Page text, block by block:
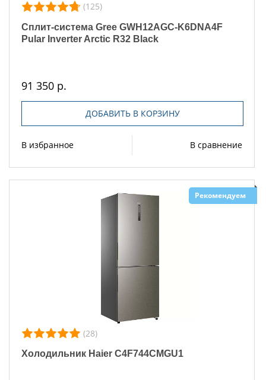
(125)
Сплит-система Gree GWH12AGC-K6DNA4F
Pular Inverter Arctic R32 Black
91 350 р.
ДОБАВИТЬ В КОРЗИНУ
В избранное В сравнение
Рекомендуем
(28)
Холодильник Haier C4F744CMGU1